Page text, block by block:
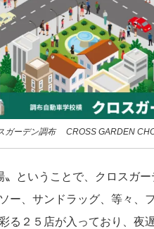
ガーデン調布 CROSS GARDEN
〟ということで、クロスガ
ー、サンドラッグ、等々、
る２５店が入っており、夜